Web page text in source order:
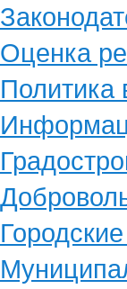
Оценка
Политика